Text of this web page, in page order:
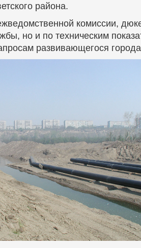
района.
комиссии,
но и по техническим
развивающегося